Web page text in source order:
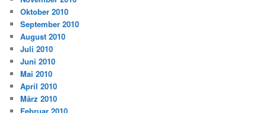
Oktober 2010
September 2010
August 2010
Juli 2010
Juni 2010
Mai 2010
April 2010
März 2010